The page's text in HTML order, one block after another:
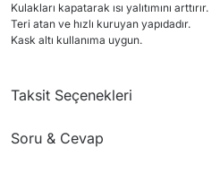
Kulakları kapatarak ısı yalıtımını arttırır.
Teri atan ve hızlı kuruyan yapıdadır.
Kask altı kullanıma uygun.
Taksit Seçenekleri
Soru & Cevap